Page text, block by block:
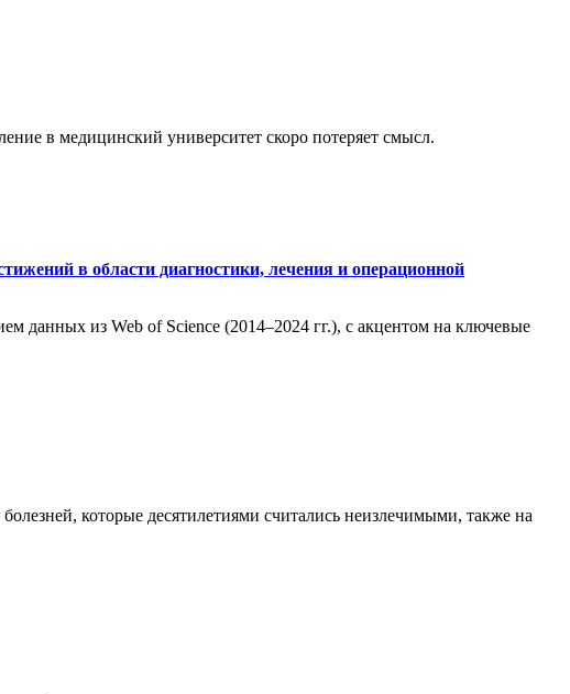
в медицинский университет скоро потеряет смысл.
в области диагностики, лечения и операционной
данных из Web of Science (2014–2024 гг.), с акцентом на ключевые
которые десятилетиями считались неизлечимыми, также на